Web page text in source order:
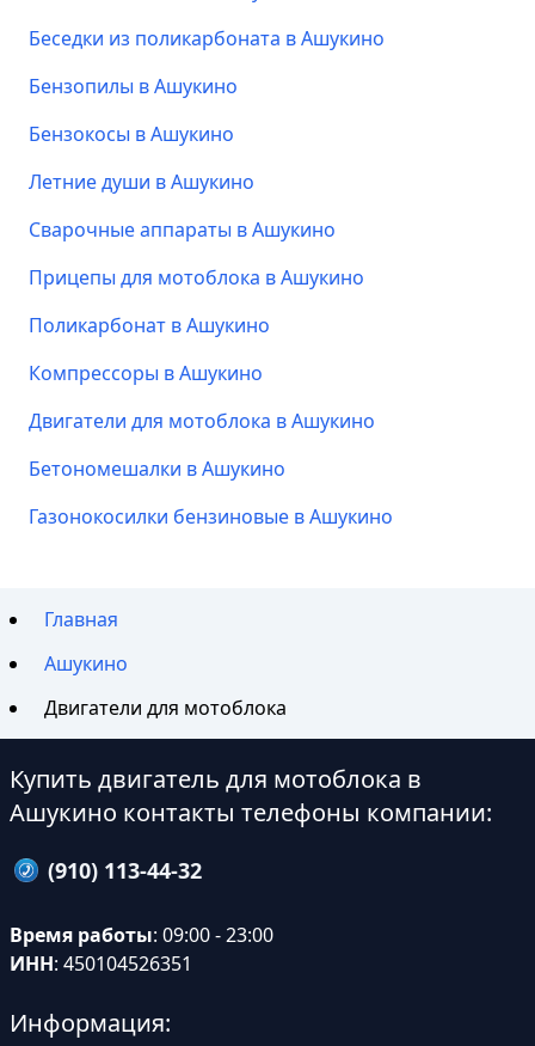
Беседки из поликарбоната в Ашукино
Бензопилы в Ашукино
Бензокосы в Ашукино
Летние души в Ашукино
Сварочные аппараты в Ашукино
Прицепы для мотоблока в Ашукино
Поликарбонат в Ашукино
Компрессоры в Ашукино
Двигатели для мотоблока в Ашукино
Бетономешалки в Ашукино
Газонокосилки бензиновые в Ашукино
Главная
Ашукино
Двигатели для мотоблока
Купить двигатель для мотоблока в
Ашукино контакты телефоны компании:
(910) 113-44-32
Время работы: 09:00 - 23:00
ИНН: 450104526351
Информация: